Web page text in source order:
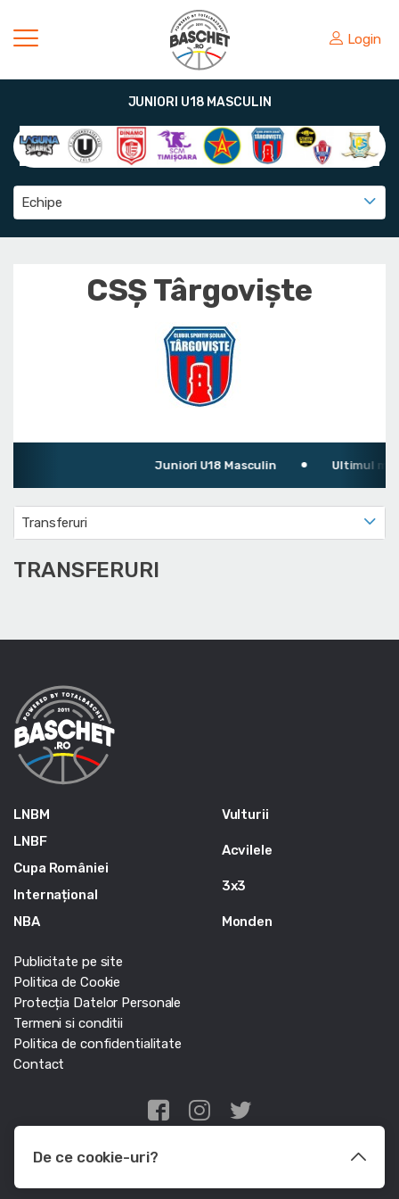
Login
JUNIORI U18 MASCULIN
Echipe
CSȘ Târgoviște
Juniori U18 Masculin Ultimul meci:
Transferuri
TRANSFERURI
LNBM
LNBF
Cupa României
Internațional
NBA
Vulturii
Acvilele
3x3
Monden
Publicitate pe site
Politica de Cookie
Protecția Datelor Personale
Termeni si conditii
Politica de confidentialitate
Contact
Edris Digital Agency
De ce cookie-uri?